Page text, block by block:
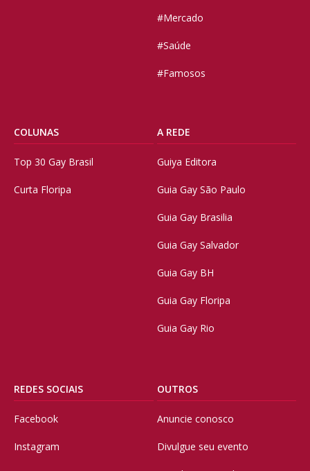
#Mercado
#Saúde
#Famosos
COLUNAS
Top 30 Gay Brasil
Curta Floripa
A REDE
Guiya Editora
Guia Gay São Paulo
Guia Gay Brasilia
Guia Gay Salvador
Guia Gay BH
Guia Gay Floripa
Guia Gay Rio
REDES SOCIAIS
Facebook
Instagram
OUTROS
Anuncie conosco
Divulgue seu evento